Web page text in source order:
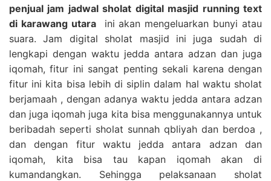
penjual jam jadwal sholat digital masjid running text
di karawang utaraini akan mengeluarkan bunyi atau
suara. Jam digital sholat masjid ini juga sudah di
lengkapi dengan waktu jedda antara adzan dan juga
iqomah, fitur ini sangat penting sekali karena dengan
fitur ini kita bisa lebih di siplin dalam hal waktu sholat
berjamaah , dengan adanya waktu jedda antara adzan
dan juga iqomah juga kita bisa menggunakannya untuk
beribadah seperti sholat sunnah qbliyah dan berdoa ,
dan dengan fitur waktu jedda antara adzan dan
iqomah, kita bisa tau kapan iqomah akan di
kumandangkan. Sehingga pelaksanaan sholat